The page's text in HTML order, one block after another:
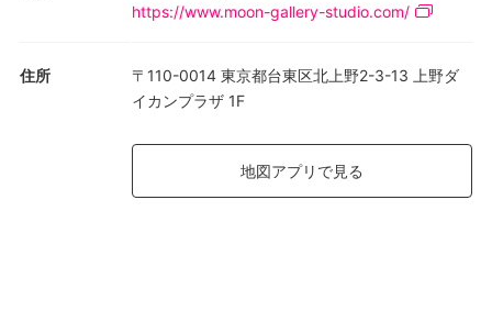
https://www.moon-gallery-studio.com/
住所
〒110-0014 東京都台東区北上野2-3-13 上野ダ
イカンプラザ 1F
地図アプリで見る